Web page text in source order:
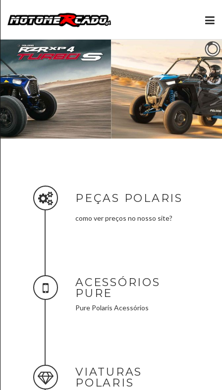
PEÇAS POLARIS
como ver preços no nosso site?
ACESSÓRIOS
PURE
Pure Polaris Acessórios
VIATURAS
POLARIS